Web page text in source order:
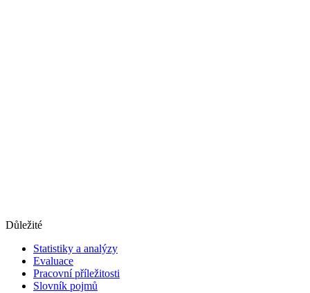
Důležité
Statistiky a analýzy
Evaluace
Pracovní příležitosti
Slovník pojmů